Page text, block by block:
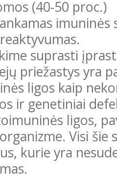
(40-50 proc.)
suprasti
priežastys yra
ligos kaip
ir genetiniai
ligos,
Visi šie
kurie yra